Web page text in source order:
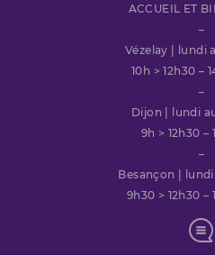
ACCUEIL ET
–
Vézelay | lundi
10h > 12h30 –
–
Dijon | lundi
9h > 12h30 –
–
Besançon |
9h30 > 12h30 –